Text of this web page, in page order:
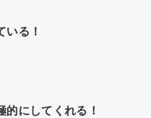
る！
にしてくれる！